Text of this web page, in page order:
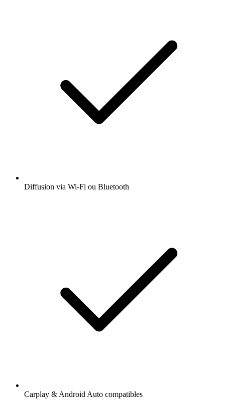
Diffusion via Wi-Fi ou Bluetooth
Carplay & Android Auto compatibles